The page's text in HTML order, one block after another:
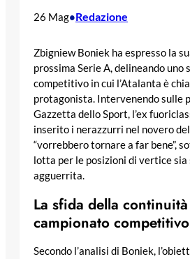
26 Mag•Redazione
Zbigniew Boniek ha espresso la
prossima Serie A, delineando uno
competitivo in cui l’Atalanta è
protagonista. Intervenendo sulle
Gazzetta dello Sport, l’ex
inserito i nerazzurri nel novero
“vorrebbero tornare a far bene”,
lotta per le posizioni di vertice sia
agguerrita.
La sfida della
campionato competitivo
Secondo l’analisi di Boniek,